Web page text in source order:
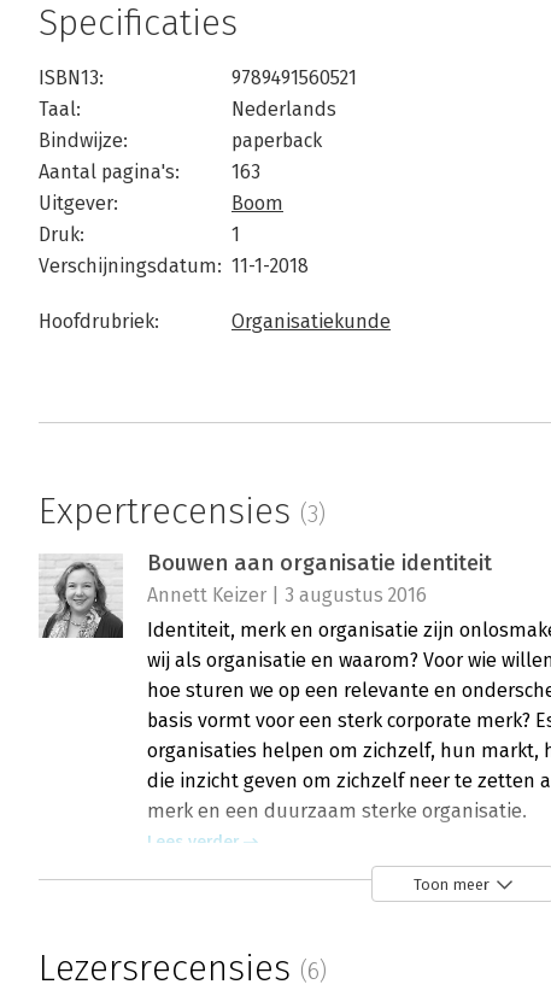
Specificaties
ISBN13:
9789491560521
Taal:
Nederlands
Bindwijze:
paperback
Aantal pagina's:
163
Uitgever:
Boom
Druk:
1
Verschijningsdatum: 11-1-2018
Hoofdrubriek: Organisatiekunde
Expertrecensies (3)
Bouwen aan organisatie identiteit
Annett Keizer | 3 augustus 2016
Identiteit, merk en organisatie zijn
wij als organisatie en waarom? Voor wie
hoe sturen we op een relevante en
basis vormt voor een sterk corporate merk?
organisaties helpen om zichzelf, hun
die inzicht geven om zichzelf neer te zetten
merk en een duurzaam sterke organisatie.
Lees verder
Nienke van Oeveren | 27 april 2014
Toon meer
Lezersrecensies (6)